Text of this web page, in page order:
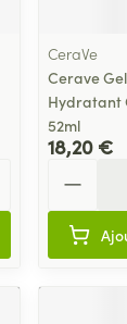
CeraVe
Cerave
Hydratant
52ml
18,20 €